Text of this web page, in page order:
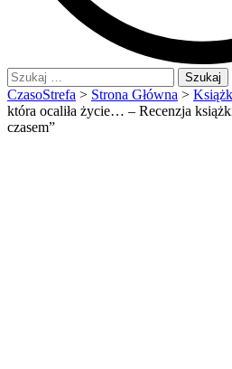
Szukaj:
CzasoStrefa > Strona Główna >
która ocaliła życie… – Recenzja
czasem”